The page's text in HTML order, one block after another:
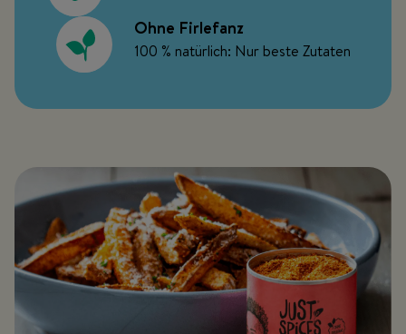
Ohne Firlefanz
100 % natürlich: Nur beste Zutaten